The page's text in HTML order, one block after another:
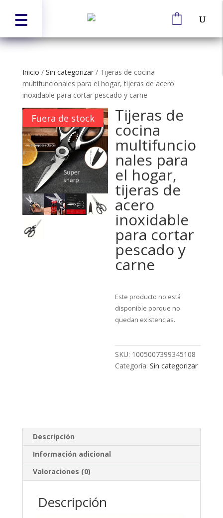
Inicio / Sin categorizar/ Tijeras de cocina
multifuncionales para el hogar, tijeras de acero
inoxidable para cortar pescado y carne
Fuera de stock Tijeras de
cocina
multifuncio
nales para
el hogar,
tijeras de
acero
inoxidable
para cortar
pescado y
carne
Este producto no está
disponible porque no
quedan existencias.
SKU: 1005007399345108
Categoría: Sin categorizar
Descripción
Información adicional
Valoraciones (0)
Descripción